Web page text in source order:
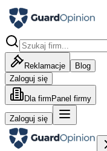
Reklamacje
Blog
Zaloguj się
Dla firm Panel firmy
Zaloguj się